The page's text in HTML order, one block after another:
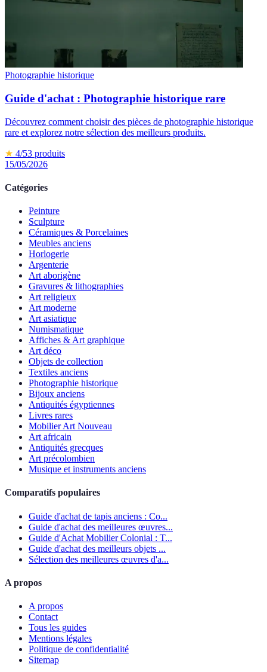
Photographie historique
Guide d'achat : Photographie historique rare
Découvrez comment choisir des pièces de photographie historique
rare et explorez notre sélection des meilleurs produits.
★ 4/53 produits
15/05/2026
Catégories
Peinture
Sculpture
Céramiques & Porcelaines
Meubles anciens
Horlogerie
Argenterie
Art aborigène
Gravures & lithographies
Art religieux
Art moderne
Art asiatique
Numismatique
Affiches & Art graphique
Art déco
Objets de collection
Textiles anciens
Photographie historique
Bijoux anciens
Antiquités égyptiennes
Livres rares
Mobilier Art Nouveau
Art africain
Antiquités grecques
Art précolombien
Musique et instruments anciens
Comparatifs populaires
Guide d'achat de tapis anciens : Co...
Guide d'achat des meilleures œuvres...
Guide d'Achat Mobilier Colonial : T...
Guide d'achat des meilleurs objets ...
Sélection des meilleures œuvres d'a...
A propos
A propos
Contact
Tous les guides
Mentions légales
Politique de confidentialité
Sitemap